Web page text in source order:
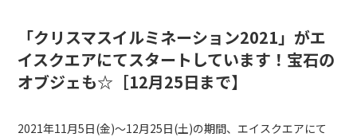
「クリスマスイルミネーション2021」がエ
イスクエアにてスタートしています！宝石の
オブジェも☆［12月25日まで】
2021年11月5日(金)〜12月25日(土)の期間、エイスクエアにて